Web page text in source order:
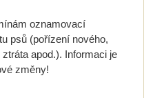
oznamovací
psů (pořízení nového,
apod.). Informaci je
změny!